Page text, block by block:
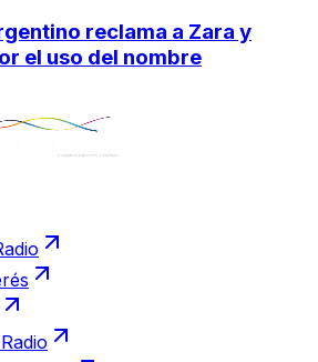
reclama a Zara y
el uso del nombre